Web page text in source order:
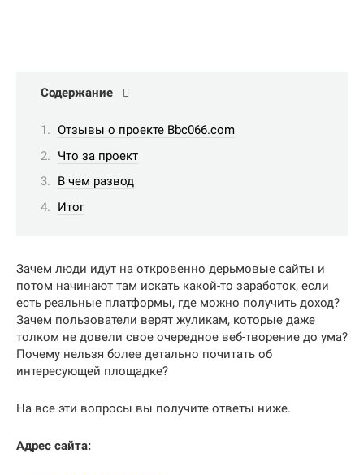
Содержание
Отзывы о проекте Bbc066.com
Что за проект
В чем развод
Итог
Зачем люди идут на откровенно дерьмовые сайты и
потом начинают там искать какой-то заработок, если
есть реальные платформы, где можно получить доход?
Зачем пользователи верят жуликам, которые даже
толком не довели свое очередное веб-творение до ума?
Почему нельзя более детально почитать об
интересующей площадке?
На все эти вопросы вы получите ответы ниже.
Адрес сайта: